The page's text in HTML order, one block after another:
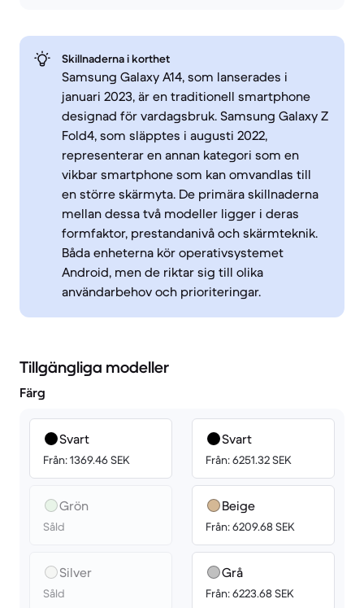
Skillnaderna i korthet
Samsung Galaxy A14, som lanserades i
januari 2023, är en traditionell smartphone
designad för vardagsbruk. Samsung Galaxy Z
Fold4, som släpptes i augusti 2022,
representerar en annan kategori som en
vikbar smartphone som kan omvandlas till
en större skärmyta. De primära skillnaderna
mellan dessa två modeller ligger i deras
formfaktor, prestandanivå och skärmteknik.
Båda enheterna kör operativsystemet
Android, men de riktar sig till olika
användarbehov och prioriteringar.
Tillgängliga modeller
Färg
Svart
Från: 1369.46 SEK
Grön
Såld
Silver
Såld
Svart
Från: 6251.32 SEK
Beige
Från: 6209.68 SEK
Grå
Från: 6223.68 SEK